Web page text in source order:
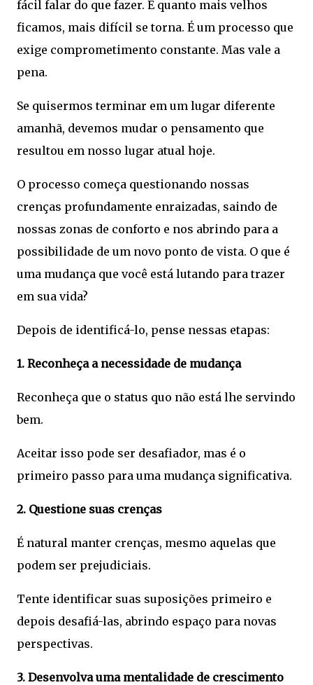
fácil falar do que fazer. E quanto mais velhos
ficamos, mais difícil se torna. É um processo que
exige comprometimento constante. Mas vale a
pena.
Se quisermos terminar em um lugar diferente
amanhã, devemos mudar o pensamento que
resultou em nosso lugar atual hoje.
O processo começa questionando nossas
crenças profundamente enraizadas, saindo de
nossas zonas de conforto e nos abrindo para a
possibilidade de um novo ponto de vista. O que é
uma mudança que você está lutando para trazer
em sua vida?
Depois de identificá-lo, pense nessas etapas:
1. Reconheça a necessidade de mudança
Reconheça que o status quo não está lhe servindo
bem.
Aceitar isso pode ser desafiador, mas é o
primeiro passo para uma mudança significativa.
2. Questione suas crenças
É natural manter crenças, mesmo aquelas que
podem ser prejudiciais.
Tente identificar suas suposições primeiro e
depois desafiá-las, abrindo espaço para novas
perspectivas.
3. Desenvolva uma mentalidade de crescimento